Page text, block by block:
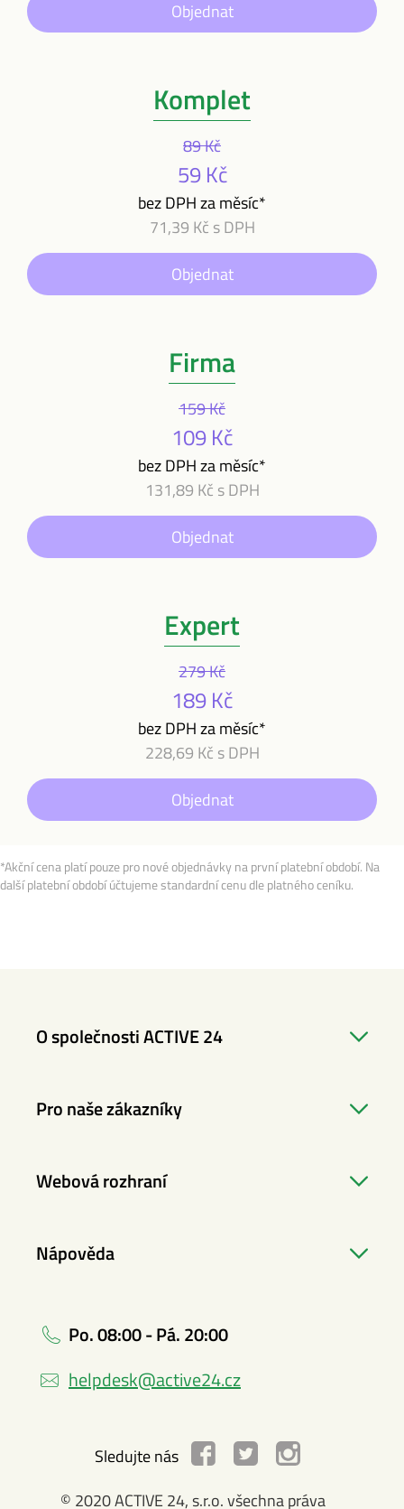
Objednat
Komplet
89 Kč
59 Kč
bez DPH za měsíc*
71,39 Kč s DPH
Objednat
Firma
159 Kč
109 Kč
bez DPH za měsíc*
131,89 Kč s DPH
Objednat
Expert
279 Kč
189 Kč
bez DPH za měsíc*
228,69 Kč s DPH
Objednat
*Akční cena platí pouze pro nové objednávky na první platební období. Na
další platební období účtujeme standardní cenu dle platného ceníku.
O společnosti ACTIVE 24
Pro naše zákazníky
Webová rozhraní
Nápověda
Po. 08:00 - Pá. 20:00
helpdesk@active24.cz
Sledujte nás
© 2020 ACTIVE 24, s.r.o. všechna práva